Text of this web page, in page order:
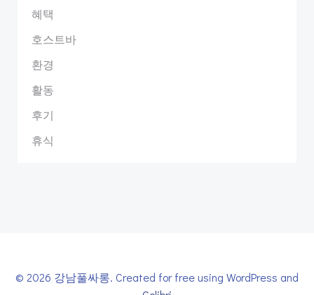
혜택
호스트바
환경
활동
후기
휴식
© 2026 강남풀싸롱. Created for free using WordPress and